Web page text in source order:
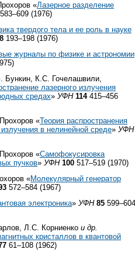
«Лазерное разделение
583–609 (1976)
твердого тела и ее роль в науке
193–198 (1976)
журналы по физике и астрономии
К.С. Гочелашвили,
лазерного излучения
средах» УФН 114415–456
«Теория распространения
в нелинейной среде» УФН
«Самофокусировка
пучков» УФН 100 517–519 (1970)
«Молекулярный генератор
572–584 (1967)
электроника» УФН 85 599–604
Л.С. Корниенко и др.
кристаллов в квантовой
61–108 (1962)